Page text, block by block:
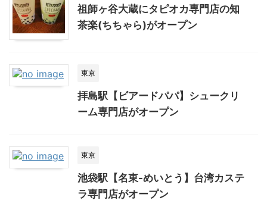
祖師ヶ谷大蔵にタピオカ専門店の知
茶楽(ちちゃら)がオープン
東京
拝島駅【ビアードパパ】シュークリ
ーム専門店がオープン
東京
池袋駅【名東-めいとう】台湾カステ
ラ専門店がオープン